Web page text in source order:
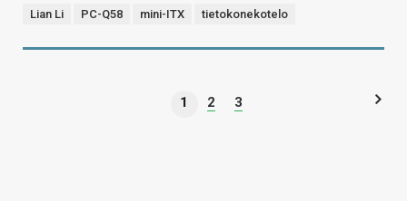
Lian Li PC-Q58 mini-ITX tietokonekotelo
1 2 3